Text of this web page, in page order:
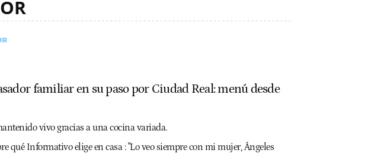
familiar en su paso por Ciudad Real: menú desde
vivo gracias a una cocina variada.
qué Informativo elige en casa : "Lo veo siempre con mi mujer, Ángeles